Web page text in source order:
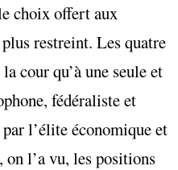
choix offert aux
restreint. Les quatre
cour qu’à une seule et
fédéraliste et
l’élite économique et
l’a vu, les positions